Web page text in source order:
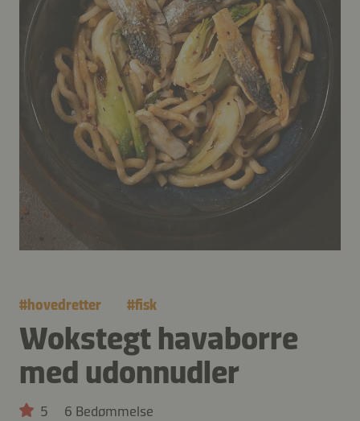
#hovedretter #fisk
Wokstegt havaborre
med udonnudler
5 6 Bedømmelse